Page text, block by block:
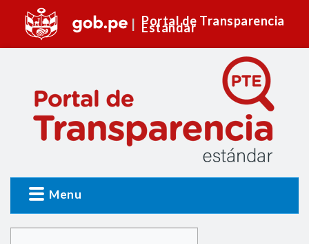
Portal de Transparencia
Estándar
Menu